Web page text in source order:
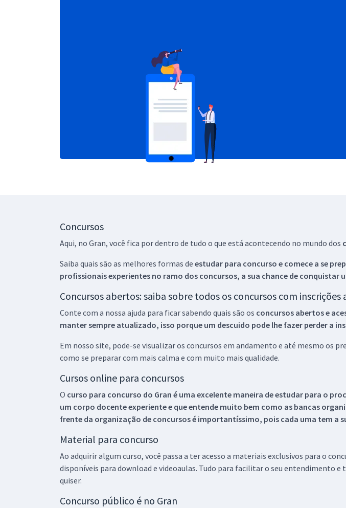
Concursos
Aqui, no Gran, você fica por dentro de tudo o que está acontecendo no mundo dos
Saiba quais são as melhores formas de estudar para concurso e comece a se
profissionais experientes no ramo dos concursos, a sua chance de conquistar
Concursos abertos: saiba sobre todos os concursos com inscrições
Conte com a nossa ajuda para ficar sabendo quais são os concursos abertos e
manter sempre atualizado, isso porque um descuido pode lhe fazer perder a
Em nosso site, pode-se visualizar os concursos em andamento e até mesmo os
como se preparar com mais calma e com muito mais qualidade.
Cursos online para concursos
O curso para concurso do Gran é uma excelente maneira de estudar para o
um corpo docente experiente e que entende muito bem como as bancas
frente da organização de concursos é importantíssimo, pois cada uma tem a
Material para concurso
Ao adquirir algum curso, você passa a ter acesso a materiais exclusivos para o
disponíveis para download e videoaulas. Tudo para facilitar o seu entendimento
quiser.
Concurso público é no Gran